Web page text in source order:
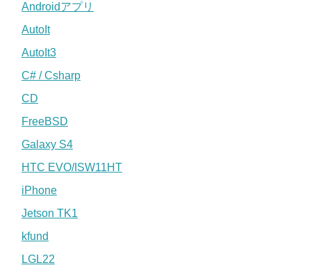
Androidアプリ
AutoIt
AutoIt3
C# / Csharp
CD
FreeBSD
Galaxy S4
HTC EVO/ISW11HT
iPhone
Jetson TK1
kfund
LGL22